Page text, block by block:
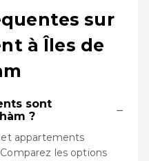
sur
à Îles de
sont
?
−
appartements
les options